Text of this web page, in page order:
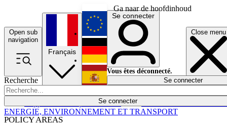
Ga naar de hoofdinhoud
Open sub
navigation
Close menu
Recherche
Se connecter
POLICY AREAS
Économie
Français
English
Deutsch
Español
Se connecter
Vous êtes déconnecté.
Se connecter
ENERGIE, ENVIRONNEMENT ET TRANSPORT